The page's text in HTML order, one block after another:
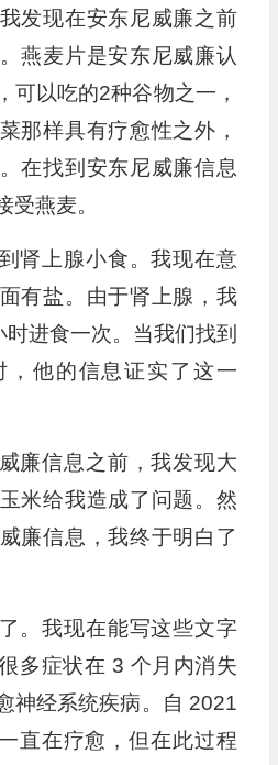
发现在安东尼威廉之前
燕麦片是安东尼威廉认
可以吃的2种谷物之一，
那样具有疗愈性之外，
在找到安东尼威廉信息
受燕麦。
肾上腺小食。我现在意
有盐。由于肾上腺，我
进食一次。当我们找到
，他的信息证实了这一
廉信息之前，我发现大
米给我造成了问题。然
廉信息，我终于明白了
。我现在能写这些文字
多症状在 3 个月内消失
神经系统疾病。自 2021
直在疗愈，但在此过程